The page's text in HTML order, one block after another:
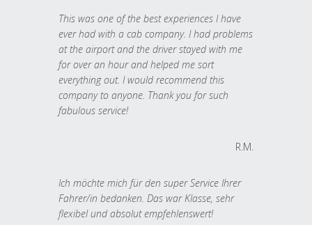
This was one of the best experiences I have
ever had with a cab company. I had problems
at the airport and the driver stayed with me
for over an hour and helped me sort
everything out. I would recommend this
company to anyone. Thank you for such
fabulous service!
R.M.
Ich möchte mich für den super Service Ihrer
Fahrer/in bedanken. Das war Klasse, sehr
flexibel und absolut empfehlenswert!